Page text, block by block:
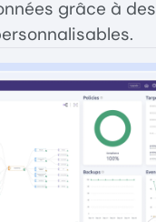
grâce à des
Image